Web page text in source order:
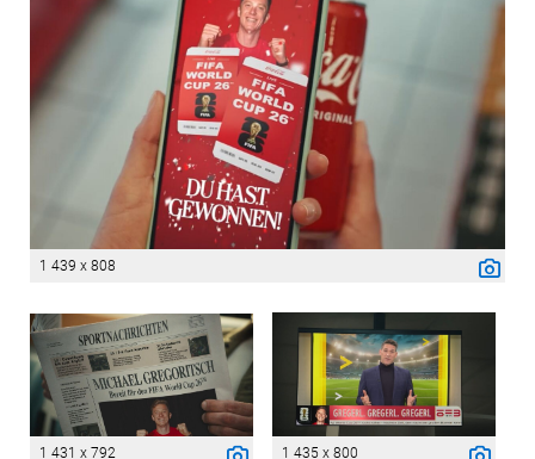
1 439 x 808
1 431 x 792 1 435 x 800